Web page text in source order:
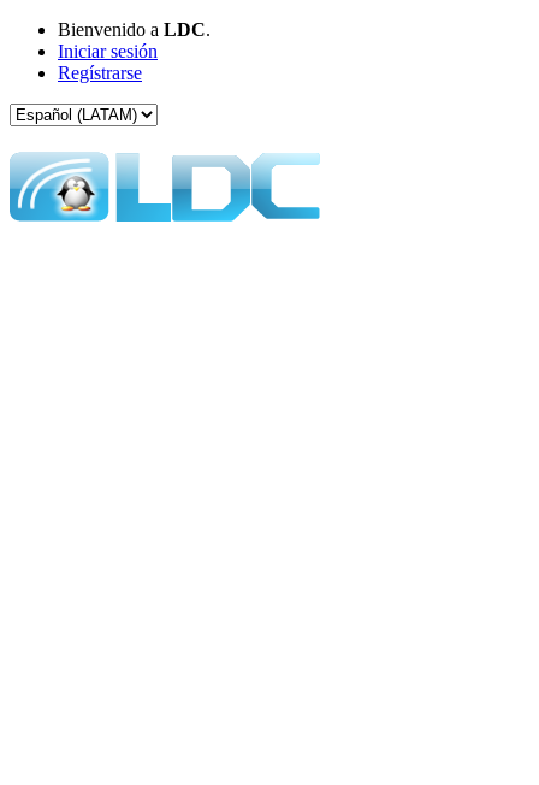
Bienvenido a LDC.
Iniciar sesión
Regístrarse